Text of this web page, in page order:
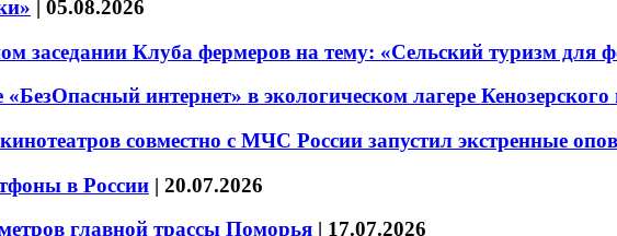
| 05.08.2026
заседании Клуба фермеров на тему: «Сельский туризм для
интернет» в экологическом лагере
совместно с МЧС России запустил экстренные
в России | 20.07.2026
главной трассы Поморья | 17.07.2026